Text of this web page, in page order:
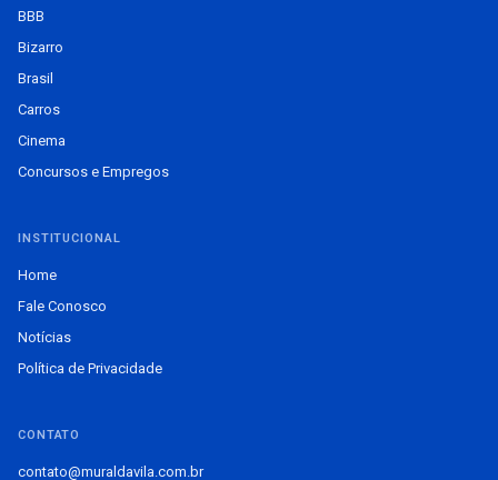
BBB
Bizarro
Brasil
Carros
Cinema
Concursos e Empregos
INSTITUCIONAL
Home
Fale Conosco
Notícias
Política de Privacidade
CONTATO
contato@muraldavila.com.br